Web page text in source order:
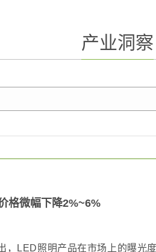
产业洞察
格微幅下降2%~6%
，LED照明产品在市场上的曝光